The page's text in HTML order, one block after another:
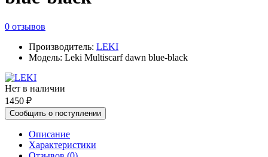
0 отзывов
Производитель: LEKI
Модель: Leki Multiscarf dawn blue-black
Нет в наличии
1450 ₽
Сообщить о поступлении
Описание
Характеристики